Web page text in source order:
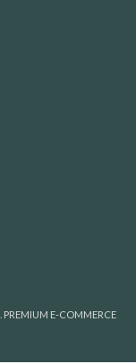
. PREMIUM E-COMMERCE